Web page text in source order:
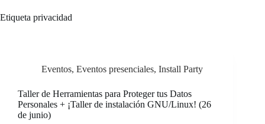
Etiqueta privacidad
Eventos, Eventos presenciales, Install Party
Taller de Herramientas para Proteger tus Datos
Personales + ¡Taller de instalación GNU/Linux! (26
de junio)